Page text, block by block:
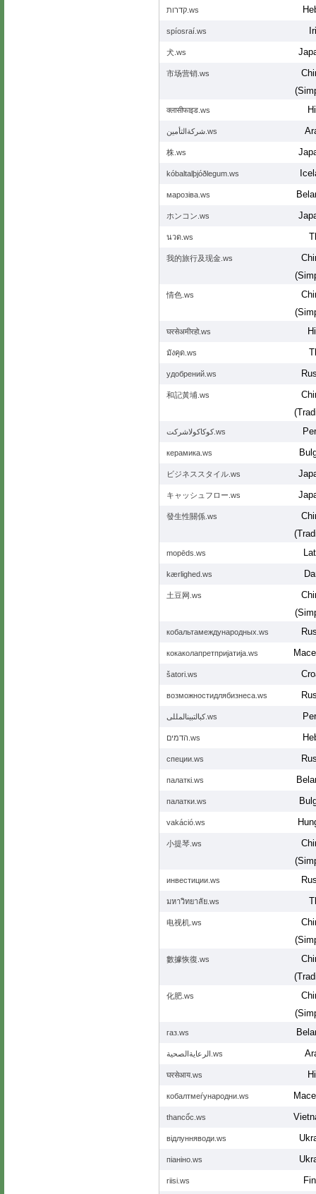
קדרות.ws
spíosraí.ws
犬.ws
市场营销.ws
क्लासीफाइड.ws
شركةالتأمين.ws
株.ws
kóbaltalþjóðlegum.ws
марозіва.ws
ホンコン.ws
นวด.ws
我的旅行及现金.ws
情色.ws
घरसेअमीरहो.ws
มังคุด.ws
удобрений.ws
和記黃埔.ws
کوکاکولاشرکت.ws
керамика.ws
ビジネススタイル.ws
キャッシュフロー.ws
發生性關係.ws
mopēds.ws
kærlighed.ws
土豆网.ws
кобальтамеждународных.ws
кокаколапретпријатија.ws
šatori.ws
возможностидлябизнеса.ws
کبالتبینالمللی.ws
הדמים.ws
специи.ws
палаткі.ws
палатки.ws
vakáció.ws
小提琴.ws
инвестиции.ws
มหาวิทยาลัย.ws
电视机.ws
數據恢復.ws
化肥.ws
газ.ws
الرعايةالصحية.ws
घरसेआय.ws
кобалтмеѓународни.ws
thancốc.ws
відлунняводи.ws
піаніно.ws
riisi.ws